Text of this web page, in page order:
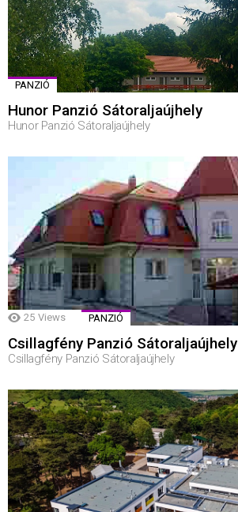
PANZIÓ
Hunor Panzió Sátoraljaújhely
Hunor Panzió Sátoraljaújhely
25 Views PANZIÓ
Csillagfény Panzió Sátoraljaújhely
Csillagfény Panzió Sátoraljaújhely